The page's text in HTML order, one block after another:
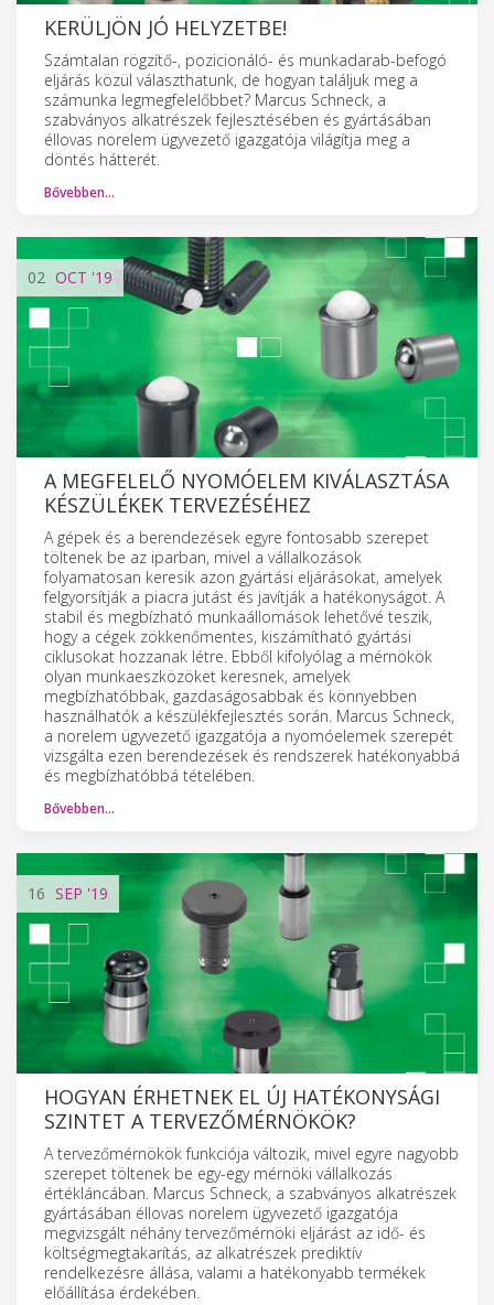
KERÜLJÖN JÓ HELYZETBE!
Számtalan rögzítő-, pozicionáló- és munkadarab-befogó
eljárás közül választhatunk, de hogyan találjuk meg a
számunka legmegfelelőbbet? Marcus Schneck, a
szabványos alkatrészek fejlesztésében és gyártásában
éllovas norelem ügyvezető igazgatója világítja meg a
döntés hátterét.
Bővebben…
02 OCT '19
A MEGFELELŐ NYOMÓELEM KIVÁLASZTÁSA
KÉSZÜLÉKEK TERVEZÉSÉHEZ
A gépek és a berendezések egyre fontosabb szerepet
töltenek be az iparban, mivel a vállalkozások
folyamatosan keresik azon gyártási eljárásokat, amelyek
felgyorsítják a piacra jutást és javítják a hatékonyságot. A
stabil és megbízható munkaállomások lehetővé teszik,
hogy a cégek zökkenőmentes, kiszámítható gyártási
ciklusokat hozzanak létre. Ebből kifolyólag a mérnökök
olyan munkaeszközöket keresnek, amelyek
megbízhatóbbak, gazdaságosabbak és könnyebben
használhatók a készülékfejlesztés során. Marcus Schneck,
a norelem ügyvezető igazgatója a nyomóelemek szerepét
vizsgálta ezen berendezések és rendszerek hatékonyabbá
és megbízhatóbbá tételében.
Bővebben…
16 SEP '19
HOGYAN ÉRHETNEK EL ÚJ HATÉKONYSÁGI
SZINTET A TERVEZŐMÉRNÖKÖK?
A tervezőmérnökök funkciója változik, mivel egyre nagyobb
szerepet töltenek be egy-egy mérnöki vállalkozás
értékláncában. Marcus Schneck, a szabványos alkatrészek
gyártásában éllovas norelem ügyvezető igazgatója
megvizsgált néhány tervezőmérnöki eljárást az idő- és
költségmegtakarítás, az alkatrészek prediktív
rendelkezésre állása, valami a hatékonyabb termékek
előállítása érdekében.